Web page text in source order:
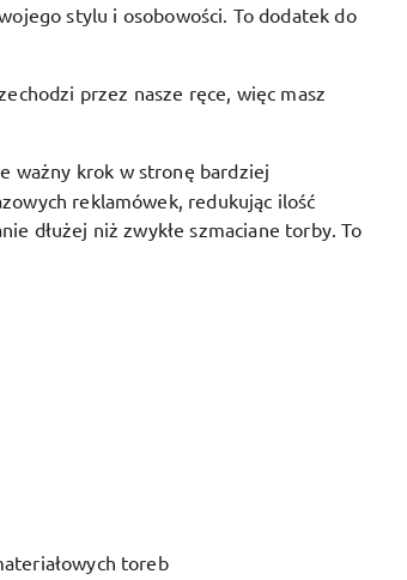
stylu i osobowości. To dodatek do
przez nasze ręce, więc masz
ważny krok w stronę bardziej
reklamówek, redukując ilość
dłużej niż zwykłe szmaciane torby. To
toreb